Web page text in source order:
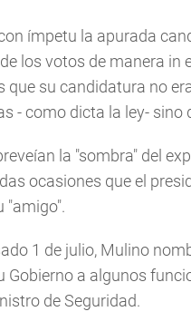
ímpetu la apurada
los votos de manera
su candidatura no
- como dicta la ley-
la "sombra" del
ocasiones que el
"amigo".
1 de julio, Mulino
Gobierno a algunos
de Seguridad.